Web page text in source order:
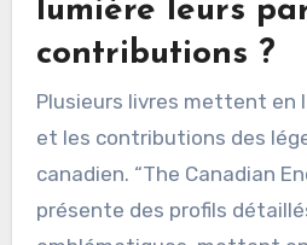
mais aussi à éduquer les
l’influence profonde des
Quels livres
lumière leurs